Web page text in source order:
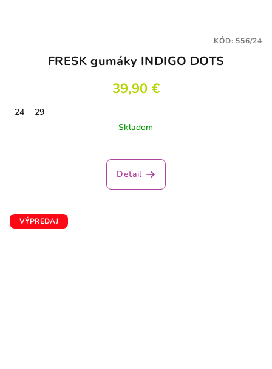
FRESK gumáky INDIGO DOTS
39,90 €
24
29
Skladom
Detail
KÓD: 556/24
VÝPREDAJ